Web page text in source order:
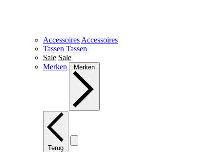
Accessoires Accessoires
Tassen Tassen
Sale Sale
Merken
Merken
Terug